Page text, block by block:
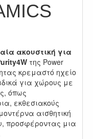
ακουστική για
της Power
κρεμαστό ηχείο
για χώρους με
όπως
εκθεσιακούς
αισθητική
προσφέροντας μια